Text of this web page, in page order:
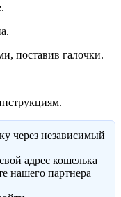
поставив галочки.
через независимый
адрес кошелька
нашего партнера